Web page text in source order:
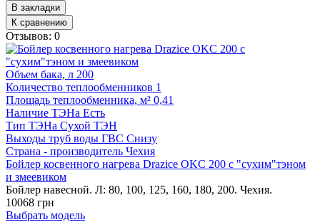
В закладки
К сравнению
Отзывов: 0
Объем бака, л 200
Количество теплообменников 1
Площадь теплообменника, м² 0,41
Наличие ТЭНа Есть
Тип ТЭНа Сухой ТЭН
Выходы труб воды ГВС Снизу
Страна - производитель Чехия
Бойлер косвенного нагрева Drazice OKC 200 с "сухим"тэном
и змеевиком
Бойлер навесной. Л: 80, 100, 125, 160, 180, 200. Чехия.
10068 грн
Выбрать модель